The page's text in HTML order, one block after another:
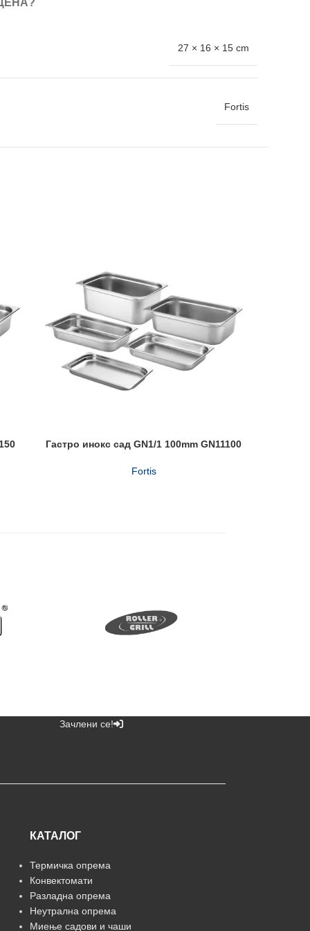
27 × 16 × 15 cm
Fortis
Гастро инокс сад GN1/1 100mm GN11100
Fortis
Зачлени се!
КАТАЛОГ
Термичка опрема
Конвектомати
Разладна опрема
Неутрална опрема
Миење садови и чаши